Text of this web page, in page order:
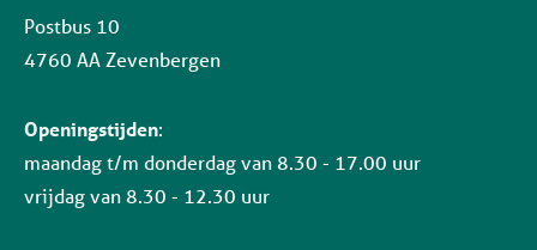
Postbus 10
4760 AA Zevenbergen
Openingstijden:
maandag t/m donderdag van 8.30 - 17.00 uur
vrijdag van 8.30 - 12.30 uur